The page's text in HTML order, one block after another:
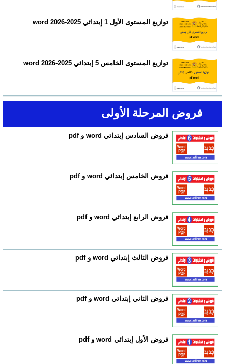
توازيع المستوى الأول 1 إبتدائي 2025-2026 word
توازيع المستوى الخامس 5 إبتدائي 2025-2026 word
فروض المرحلة الأولى
فروض السادس إبتدائي word و pdf
فروض الخامس إبتدائي word و pdf
فروض الرابع إبتدائي word و pdf
فروض الثالث إبتدائي word و pdf
فروض الثاني إبتدائي word و pdf
فروض الأول إبتدائي word و pdf